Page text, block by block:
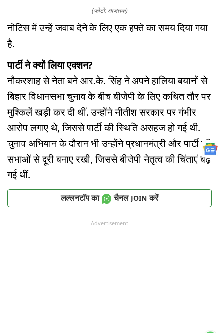
(फोटो: आजतक)
नोटिस में उन्हें जवाब देने के लिए एक हफ्ते का समय दिया गया
है.
पार्टी ने क्यों लिया एक्शन?
नौकरशाह से नेता बने आर.के. सिंह ने अपने हालिया बयानों से
बिहार विधानसभा चुनाव के बीच बीजेपी के लिए कथित तौर पर
मुश्किलें खड़ी कर दी थीं. उन्होंने नीतीश सरकार पर गंभीर
आरोप लगाए थे, जिससे पार्टी की स्थिति असहज हो गई थी.
चुनाव अभियान के दौरान भी उन्होंने प्रधानमंत्री और पार्टी की
सभाओं से दूरी बनाए रखी, जिससे बीजेपी नेतृत्व की चिंताएं बढ़
गई थीं.
लल्लनटॉप का चैनल JOIN करें
Advertisement